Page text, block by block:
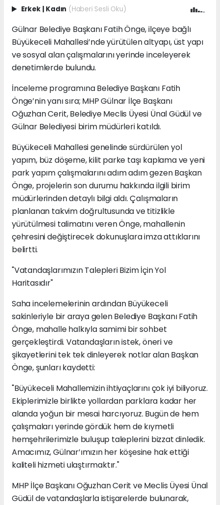
Erkek Kadın (Haberi Sesli Oku)
Gülnar Belediye Başkanı Fatih Önge, ilçeye bağlı
Büyükeceli Mahallesi’nde yürütülen altyapı, üst yapı
ve sosyal alan çalışmalarını yerinde inceleyerek
denetimlerde bulundu.
İnceleme programına Belediye Başkanı Fatih
Önge’nin yanı sıra; MHP Gülnar İlçe Başkanı
Oğuzhan Cerit, Belediye Meclis Üyesi Ünal Güdül ve
Gülnar Belediyesi birim müdürleri katıldı.
Büyükeceli Mahallesi genelinde sürdürülen yol
yapım, büz döşeme, kilit parke taşı kaplama ve yeni
park yapım çalışmalarını adım adım gezen Başkan
Önge, projelerin son durumu hakkında ilgili birim
müdürlerinden detaylı bilgi aldı. Çalışmaların
planlanan takvim doğrultusunda ve titizlikle
yürütülmesi talimatını veren Önge, mahallenin
çehresini değiştirecek dokunuşlara imza attıklarını
belirtti.
"Vatandaşlarımızın Talepleri Bizim İçin Yol
Haritasıdır"
Saha incelemelerinin ardından Büyükeceli
sakinleriyle bir araya gelen Belediye Başkanı Fatih
Önge, mahalle halkıyla samimi bir sohbet
gerçekleştirdi. Vatandaşların istek, öneri ve
şikayetlerini tek tek dinleyerek notlar alan Başkan
Önge, şunları kaydetti:
"Büyükeceli Mahallemizin ihtiyaçlarını çok iyi biliyoruz.
Ekiplerimizle birlikte yollardan parklara kadar her
alanda yoğun bir mesai harcıyoruz. Bugün de hem
çalışmaları yerinde gördük hem de kıymetli
hemşehrilerimizle buluşup taleplerini bizzat dinledik.
Amacımız, Gülnar’ımızın her köşesine hak ettiği
kaliteli hizmeti ulaştırmaktır."
MHP İlçe Başkanı Oğuzhan Cerit ve Meclis Üyesi Ünal
Güdül de vatandaşlarla istişarelerde bulunarak,